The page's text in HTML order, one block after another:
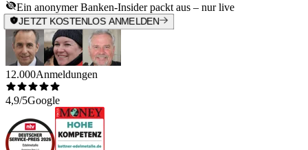
Ein anonymer Banken-Insider packt aus – nur live
JETZT KOSTENLOS ANMELDEN
12.000Anmeldungen
4,9/5Google